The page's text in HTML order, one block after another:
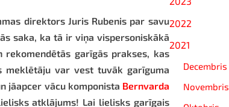
2022
2021
Decembris
Novembris
direktors Juris Rubenis par savu
saka, ka tā ir viņa vispersoniskākā
garīgās prakses, kas
meklētāju var vest tuvāk garīguma
jāapcer vācu komponista Bernvarda
atklājums! Lai lielisks garīgais